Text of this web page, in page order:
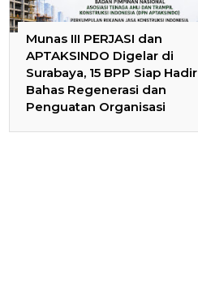
Munas III PERJASI dan
APTAKSINDO Digelar di
Surabaya, 15 BPP Siap Hadir
Bahas Regenerasi dan
Penguatan Organisasi